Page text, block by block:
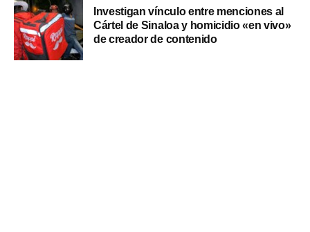
Investigan vínculo entre menciones al
Cártel de Sinaloa y homicidio «en vivo»
de creador de contenido